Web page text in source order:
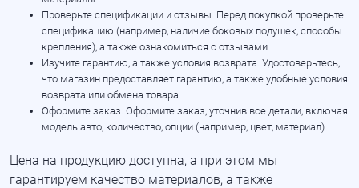
Проверьте спецификации и отзывы. Перед покупкой проверьте
спецификацию (например, наличие боковых подушек, способы
крепления), а также ознакомиться с отзывами.
Изучите гарантию, а также условия возврата. Удостоверьтесь,
что магазин предоставляет гарантию, а также удобные условия
возврата или обмена товара.
Оформите заказ. Оформите заказ, уточнив все детали, включая
модель авто, количество, опции (например, цвет, материал).
Цена на продукцию доступна, а при этом мы
гарантируем качество материалов, а также